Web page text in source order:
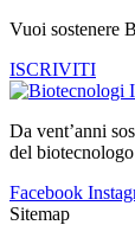
Vuoi sostenere
ISCRIVITI
Da vent’anni
del
Facebook
Sitemap